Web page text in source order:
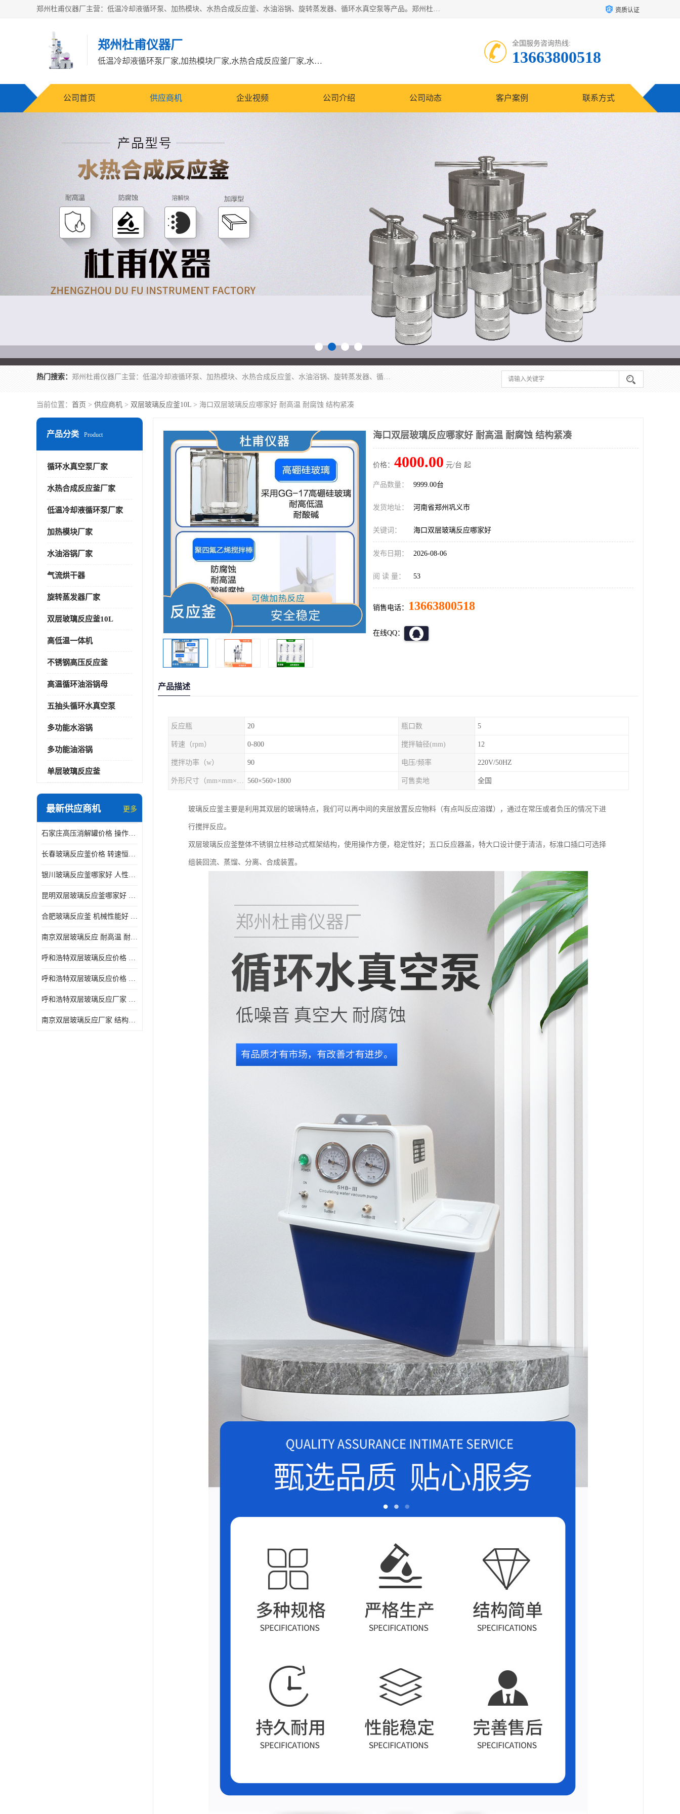
郑州杜甫仪器厂主营：低温冷却液循环泵、加热模块、水热合成反应釜、水油浴锅、旋转蒸发器、循环水真空泵等产品。郑州杜甫仪器厂在众多的教学仪器行业中依靠科技力量扬长避短、迅速发展，成为国家教委*生产教学仪器的厂家，产品具有国内良好水平，主导产品通过ISO9002质量认证。 资质认证
郑州杜甫仪器厂
低温冷却液循环泵厂家,加热模块厂家,水热合成反应釜厂家,水油浴锅厂家,旋转蒸发器厂家
全国服务咨询热线:
13663800518
公司首页 供应商机 企业视频 公司介绍 公司动态 客户案例 联系方式
热门搜索： 郑州杜甫仪器厂主营：低温冷却液循环泵、加热模块、水热合成反应釜、水油浴锅、旋转蒸发器、循环水真空泵等产品。郑州杜甫仪器厂在众多的教学仪器行业中依靠科技力量扬长避短、迅速发展，成为国家教委*生产教学仪器的厂家，产品具有国内良好水平，主导产品通过ISO9002质量认证。
当前位置： 首页 > 供应商机 > 双层玻璃反应釜10L > 海口双层玻璃反应哪家好 耐高温 耐腐蚀 结构紧凑
产品分类 Product
循环水真空泵厂家
水热合成反应釜厂家
低温冷却液循环泵厂家
加热模块厂家
水油浴锅厂家
气流烘干器
旋转蒸发器厂家
双层玻璃反应釜10L
高低温一体机
不锈钢高压反应釜
高温循环油浴锅母
五抽头循环水真空泵
多功能水浴锅
多功能油浴锅
单层玻璃反应釜
最新供应商机 更多
石家庄高压消解罐价格 操作简单 使用安全
长春玻璃反应釜价格 转速恒定 机械性能好
银川玻璃反应釜哪家好 人性化设计 可连续工作
昆明双层玻璃反应釜哪家好 人性化设计 可连续工作 机械性能好
合肥玻璃反应釜 机械性能好 可连续工作
南京双层玻璃反应 耐高温 耐腐蚀 空载不宜高速运转
呼和浩特双层玻璃反应价格 安全稳定 机械性能好
呼和浩特双层玻璃反应价格 结构紧凑 可做加热反应
呼和浩特双层玻璃反应厂家 转速恒定 空载不宜高速运转
南京双层玻璃反应厂家 结构紧凑 可连续工作 可做加热反应
海口双层玻璃反应哪家好 耐高温 耐腐蚀 结构紧凑
价格： 4000.00 元/台 起
产品数量： 9999.00台
发货地址： 河南省郑州巩义市
关键词： 海口双层玻璃反应哪家好
发布日期： 2026-08-06
阅 读 量： 53
销售电话： 13663800518
在线QQ：
产品描述
反应瓶 20 瓶口数 5
转速（rpm） 0-800 搅拌轴径(mm) 12
搅拌功率（w） 90 电压/频率 220V/50HZ
外形尺寸（mm×mm×mm) 560×560×1800 可售卖地 全国
玻璃反应釜主要是利用其双层的玻璃特点，我们可以再中间的夹层放置反应物料（有点叫反应溶媒），通过在常压或者负压的情况下进
行搅拌反应。
双层玻璃反应釜整体不锈钢立柱移动式框架结构，使用操作方便，稳定性好；五口反应器盖，特大口设计便于清洁，标准口插口可选择
组装回流、蒸馏、分离、合成装置。